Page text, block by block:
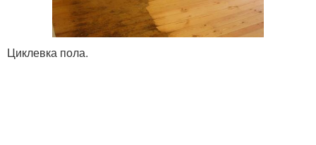
Циклевка пола.